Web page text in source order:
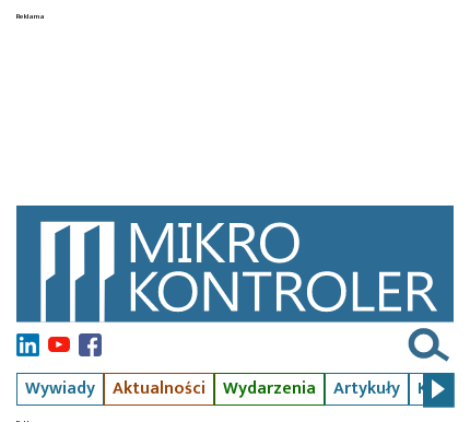
Wywiady Aktualności Wydarzenia Artykuły Kursy